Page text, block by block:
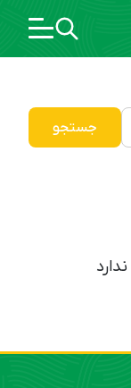
جستجو